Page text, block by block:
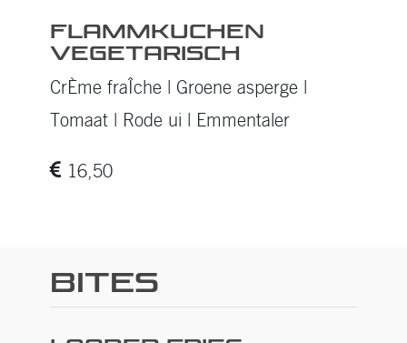
FLAMMKUCHEN
VEGETARISCH
CrÈme fraÎche | Groene asperge |
Tomaat | Rode ui | Emmentaler
16,50
Bites